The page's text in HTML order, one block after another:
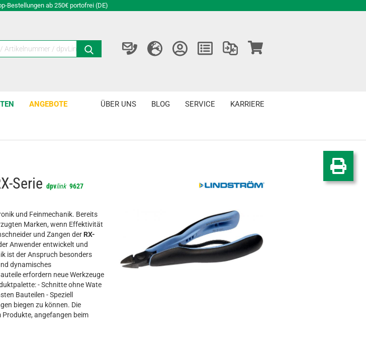
Bestellungen ab 250€ portofrei (DE)
ANGEBOTE KARRIERE
SERVICE
BLOG
ÜBER UNS
Serie dpvlink 9627
und Feinmechanik. Bereits
Marken, wenn Effektivität
und Zangen der RX-
Anwender entwickelt und
ist der Anspruch besonders
dynamisches
erfordern neue Werkzeuge
- Schnitte ohne Wate
Bauteilen - Speziell
biegen zu können. Die
angefangen beim